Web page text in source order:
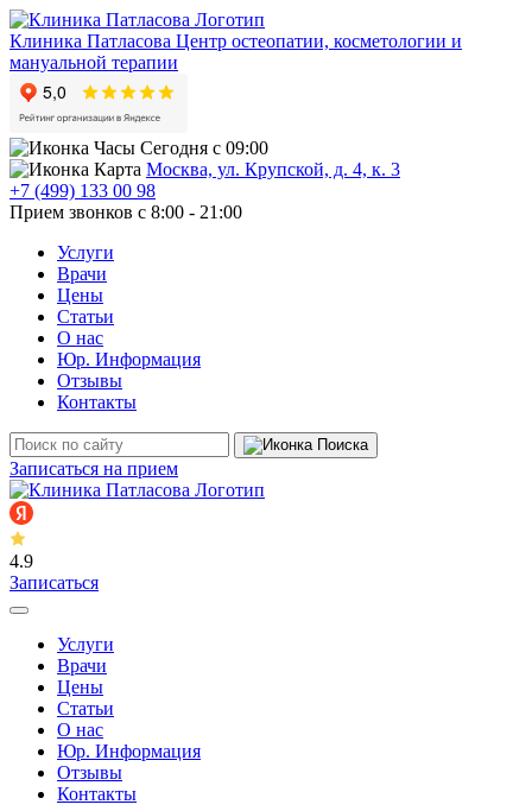
Клиника Патласова Центр остеопатии, косметологии и
мануальной терапии
Сегодня с 09:00
Москва, ул. Крупской, д. 4, к. 3
+7 (499) 133 00 98
Прием звонков с 8:00 - 21:00
Услуги
Врачи
Цены
Статьи
О нас
Юр. Информация
Отзывы
Контакты
Записаться на прием
4.9
Записаться
Услуги
Врачи
Цены
Статьи
О нас
Юр. Информация
Отзывы
Контакты